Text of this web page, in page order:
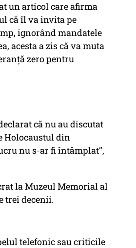
un articol care afirma
că îl va invita pe
ignorând mandatele
acesta a zis că va muta
zero pentru
că nu au discutat
Holocaustul din
nu s-ar fi întâmplat”,
la Muzeul Memorial al
trei decenii.
telefonic sau criticile